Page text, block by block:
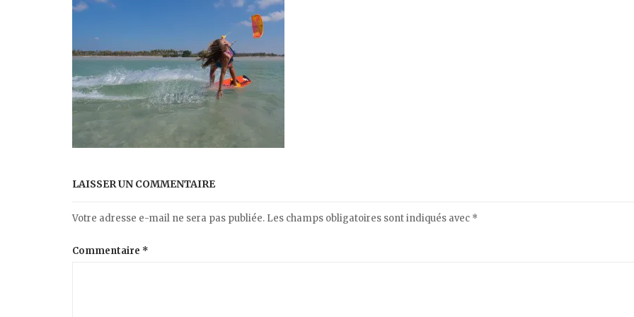
LAISSER UN COMMENTAIRE
Votre adresse e-mail ne sera pas publiée. Les champs obligatoires sont indiqués avec *
Commentaire *